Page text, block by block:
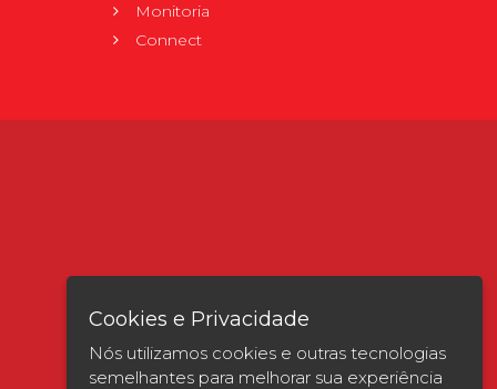
Monitoria
Connect
Cookies e Privacidade
Nós utilizamos cookies e outras tecnologias
semelhantes para melhorar sua experiência